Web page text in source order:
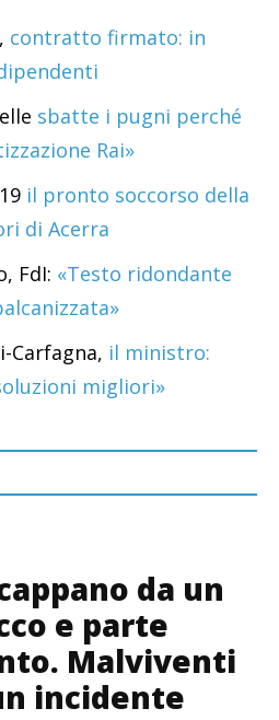
contratto firmato: in
sbatte i pugni perché
Rai»
il pronto soccorso della
di Acerra
FdI: «Testo ridondante
Carfagna, il ministro:
migliori»
da un
e parte
Malviventi
incidente